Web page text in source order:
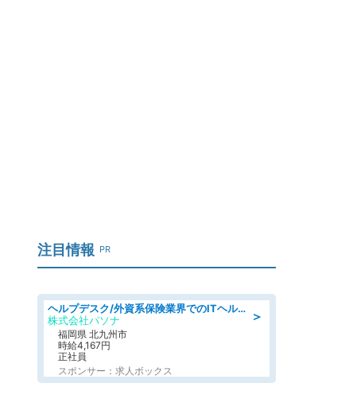
注目情報 PR
＞
ヘルプデスク/外資系保険業界でのITヘルプデスク業務/駅近/即日勤務可/ヘルプデスク
株式会社パソナ
福岡県 北九州市
時給4,167円
正社員
スポンサー：求人ボックス